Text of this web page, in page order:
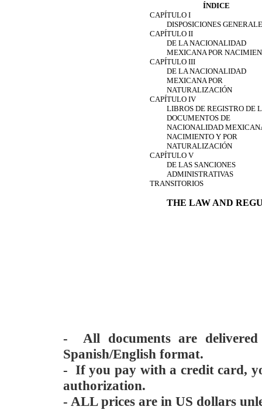
ÍNDICE
CAPÍTULO I
DISPOSICIONES
CAPÍTULO II
DE LA NACIONALIDAD
MEXICANA POR
CAPÍTULO III
DE LA NACIONALIDAD
MEXICANA POR
NATURALIZACIÓN
CAPÍTULO IV
LIBROS DE REGISTRO DE
DOCUMENTOS DE
NACIONALIDAD
NACIMIENTO Y POR
NATURALIZACIÓN
CAPÍTULO V
DE LAS SANCIONES
ADMINISTRATIVAS
TRANSITORIOS
THE LAW AND
- All documents are
Spanish/English format.
- If you pay with a credit card,
authorization.
- ALL prices are in US dollars